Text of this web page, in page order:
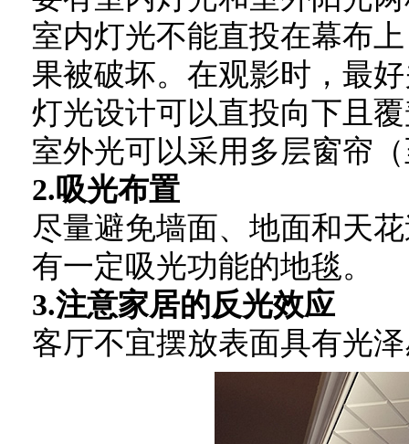
室内灯光不能直投在幕布
果被破坏。在观影时，最
灯光设计可以直投向下且
室外光可以采用多层窗帘
2.吸光布置
尽量避免墙面、地面和天
有一定吸光功能的地毯。
3.注意家居的反光效应
客厅不宜摆放表面具有光